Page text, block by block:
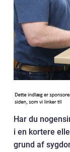
Har du
i en kortere
grund af